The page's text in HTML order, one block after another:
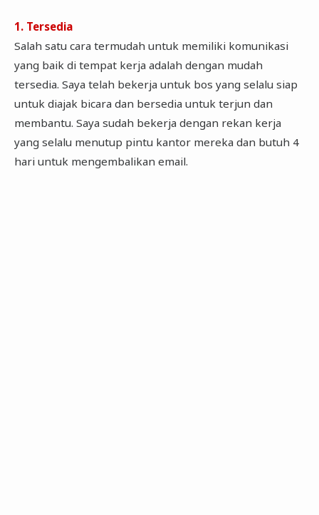
1. Tersedia
Salah satu cara termudah untuk memiliki komunikasi
yang baik di tempat kerja adalah dengan mudah
tersedia. Saya telah bekerja untuk bos yang selalu siap
untuk diajak bicara dan bersedia untuk terjun dan
membantu. Saya sudah bekerja dengan rekan kerja
yang selalu menutup pintu kantor mereka dan butuh 4
hari untuk mengembalikan email.